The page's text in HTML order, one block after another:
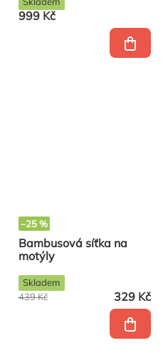
999 Kč
–25 %
Bambusová síťka na
motýly
329 Kč
439 Kč
Skladem